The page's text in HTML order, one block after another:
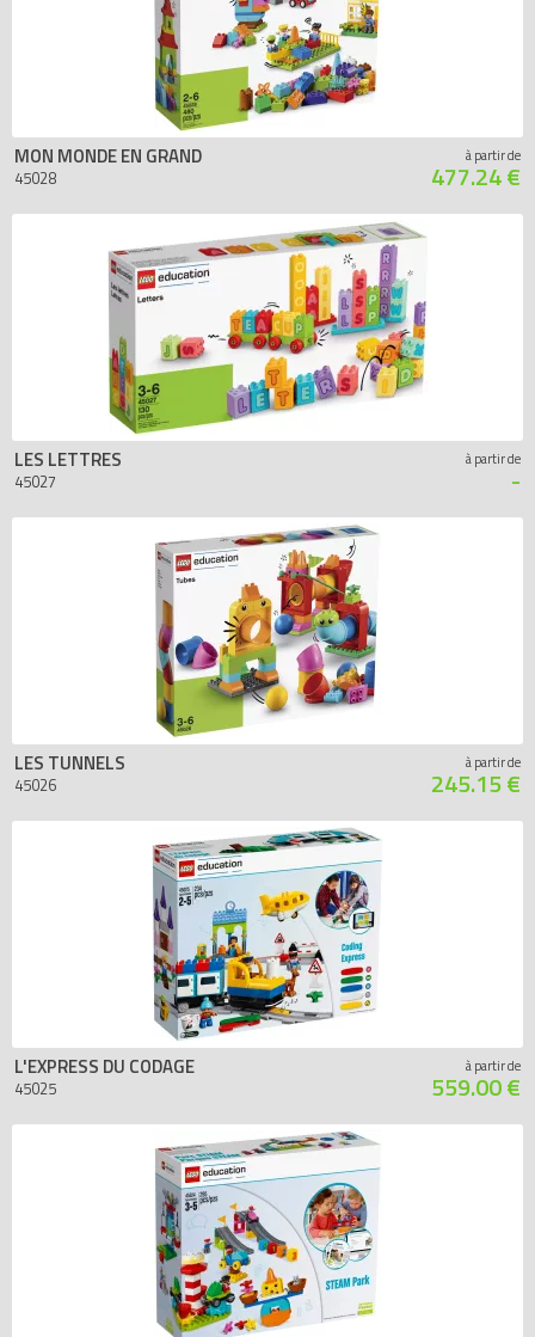
MON MONDE EN GRAND
45028
à partir de
477.24 €
LES LETTRES
45027
à partir de
-
LES TUNNELS
45026
à partir de
245.15 €
L'EXPRESS DU CODAGE
45025
à partir de
559.00 €